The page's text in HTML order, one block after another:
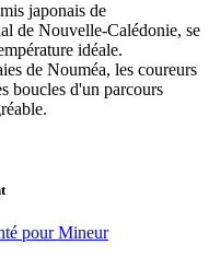
japonais de
de Nouvelle-Calédonie, se
idéale.
de Nouméa, les coureurs
boucles d'un parcours
pour Mineur